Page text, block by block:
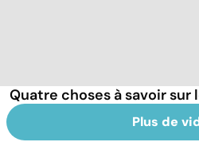
Quatre choses à savoir
Plus de